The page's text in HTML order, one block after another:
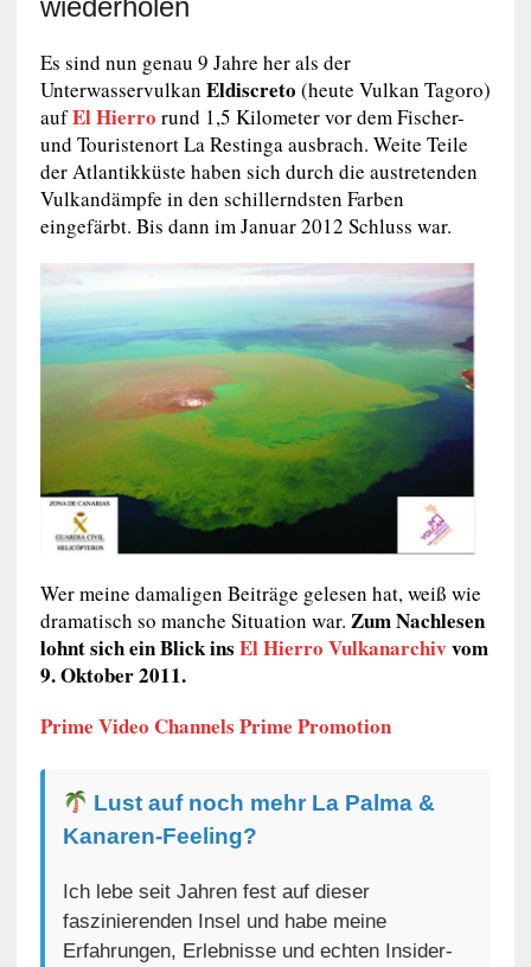
wiederholen
Es sind nun genau 9 Jahre her als der
Unterwasservulkan Eldiscreto (heute Vulkan Tagoro)
aufEl Hierro rund 1,5 Kilometer vor dem Fischer-
und Touristenort La Restinga ausbrach. Weite Teile
der Atlantikküste haben sich durch die austretenden
Vulkandämpfe in den schillerndsten Farben
eingefärbt. Bis dann im Januar 2012 Schluss war.
Wer meine damaligen Beiträge gelesen hat, weiß wie
dramatisch so manche Situation war. Zum Nachlesen
lohnt sich ein Blick ins El Hierro Vulkanarchiv vom
9. Oktober 2011.
Prime Video Channels Prime Promotion
Lust auf noch mehr La Palma &
Kanaren-Feeling?
Ich lebe seit Jahren fest auf dieser
faszinierenden Insel und habe meine
Erfahrungen, Erlebnisse und echten Insider-